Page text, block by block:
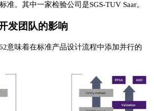
准。其中一家检验公司是SGS-TUV Saar。
发团队的影响
意味着在标准产品设计流程中添加并行的